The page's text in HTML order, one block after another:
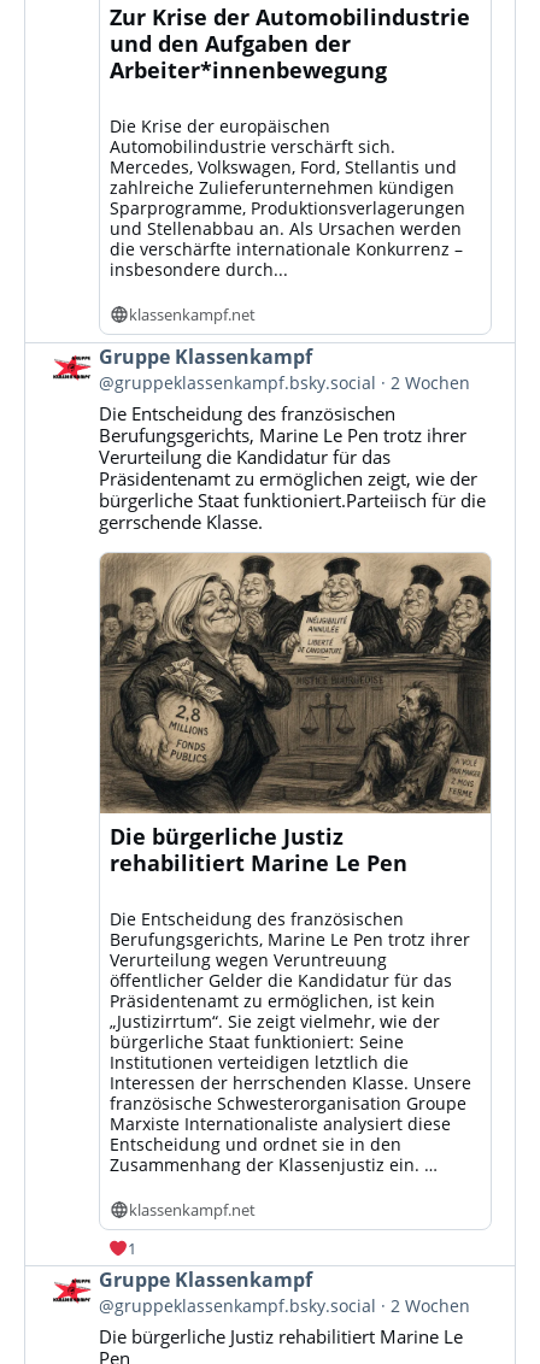
Zur Krise der Automobilindustrie
und den Aufgaben der
Arbeiter*innenbewegung
Die Krise der europäischen
Automobilindustrie verschärft sich.
Mercedes, Volkswagen, Ford, Stellantis und
zahlreiche Zulieferunternehmen kündigen
Sparprogramme, Produktionsverlagerungen
und Stellenabbau an. Als Ursachen werden
die verschärfte internationale Konkurrenz –
insbesondere durch...
klassenkampf.net
Beitrag
von
Gruppe
Klassenkampf
Bluesky
ansehen
Gruppe Klassenkampf
@gruppeklassenkampf.bsky.social 2 Wochen
Die Entscheidung des französischen
Berufungsgerichts, Marine Le Pen trotz ihrer
Verurteilung die Kandidatur für das
Präsidentenamt zu ermöglichen zeigt, wie der
bürgerliche Staat funktioniert.Parteiisch für die
gerrschende Klasse.
Die bürgerliche Justiz
rehabilitiert Marine Le Pen
Die Entscheidung des französischen
Berufungsgerichts, Marine Le Pen trotz ihrer
Verurteilung wegen Veruntreuung
öffentlicher Gelder die Kandidatur für das
Präsidentenamt zu ermöglichen, ist kein
„Justizirrtum“. Sie zeigt vielmehr, wie der
bürgerliche Staat funktioniert: Seine
Institutionen verteidigen letztlich die
Interessen der herrschenden Klasse. Unsere
französische Schwesterorganisation Groupe
Marxiste Internationaliste analysiert diese
Entscheidung und ordnet sie in den
Zusammenhang der Klassenjustiz ein. …
klassenkampf.net
1
Beitrag
von
Gruppe
Klassenkampf
Gruppe Klassenkampf
@gruppeklassenkampf.bsky.social 2 Wochen
Die bürgerliche Justiz rehabilitiert Marine Le
Pen